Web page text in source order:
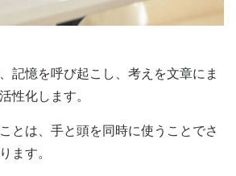
記憶を呼び起こし、考えを文章にま
性化します。
とは、手と頭を同時に使うことでさ
ます。